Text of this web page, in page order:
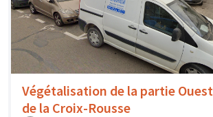
Végétalisation de la partie Ouest
de la Croix-Rousse